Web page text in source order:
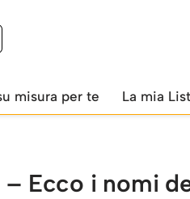
misura per te La mia
Ecco i nomi